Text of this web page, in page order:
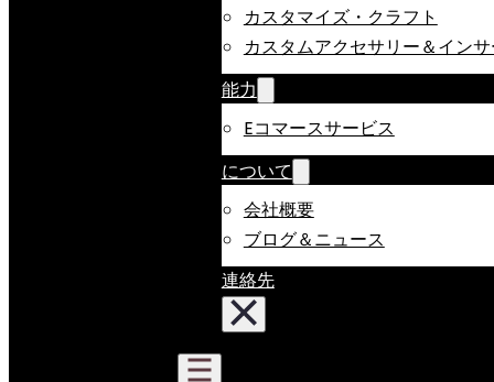
カスタマイズ・クラフト
カスタムアクセサリー＆イン
能力
Eコマースサービス
について
会社概要
ブログ＆ニュース
連絡先